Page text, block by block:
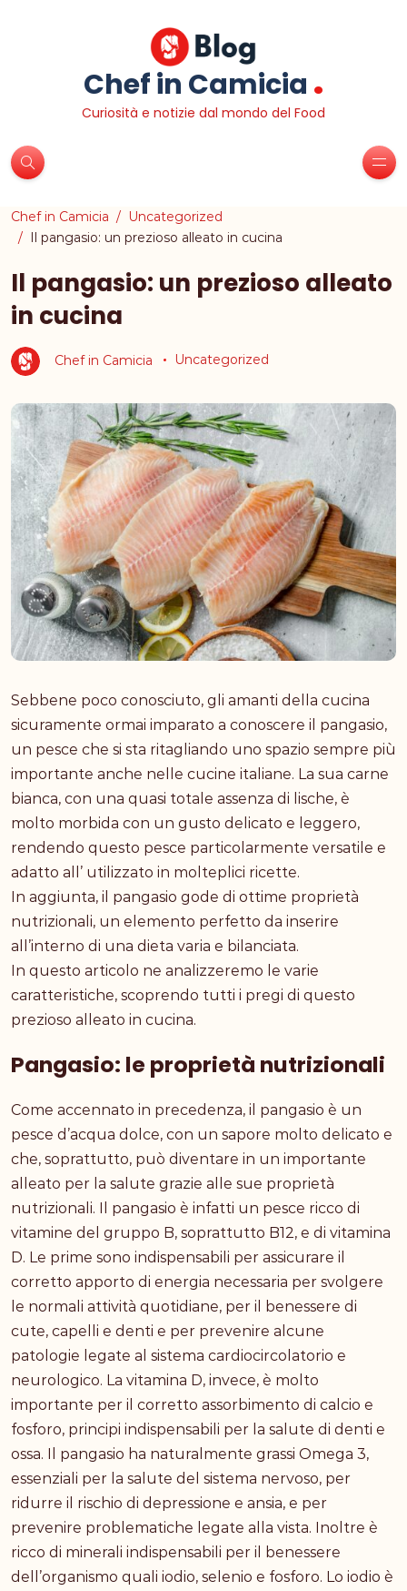
Chef in Camicia .
Curiosità e notizie dal mondo del Food
Chef in Camicia
Uncategorized
Il pangasio: un prezioso alleato in cucina
Il pangasio: un prezioso alleato
in cucina
Chef in Camicia Uncategorized
Sebbene poco conosciuto, gli amanti della cucina
sicuramente ormai imparato a conoscere il pangasio,
un pesce che si sta ritagliando uno spazio sempre più
importante anche nelle cucine italiane. La sua carne
bianca, con una quasi totale assenza di lische, è
molto morbida con un gusto delicato e leggero,
rendendo questo pesce particolarmente versatile e
adatto all’ utilizzato in molteplici ricette.
In aggiunta, il pangasio gode di ottime proprietà
nutrizionali, un elemento perfetto da inserire
all’interno di una dieta varia e bilanciata.
In questo articolo ne analizzeremo le varie
caratteristiche, scoprendo tutti i pregi di questo
prezioso alleato in cucina.
Pangasio: le proprietà nutrizionali
Come accennato in precedenza, il pangasio è un
pesce d’acqua dolce, con un sapore molto delicato e
che, soprattutto, può diventare in un importante
alleato per la salute grazie alle sue proprietà
nutrizionali. Il pangasio è infatti un pesce ricco di
vitamine del gruppo B, soprattutto B12, e di vitamina
D. Le prime sono indispensabili per assicurare il
corretto apporto di energia necessaria per svolgere
le normali attività quotidiane, per il benessere di
cute, capelli e denti e per prevenire alcune
patologie legate al sistema cardiocircolatorio e
neurologico. La vitamina D, invece, è molto
importante per il corretto assorbimento di calcio e
fosforo, principi indispensabili per la salute di denti e
ossa. Il pangasio ha naturalmente grassi Omega 3,
essenziali per la salute del sistema nervoso, per
ridurre il rischio di depressione e ansia, e per
prevenire problematiche legate alla vista. Inoltre è
ricco di minerali indispensabili per il benessere
dell’organismo quali iodio, selenio e fosforo. Lo iodio è